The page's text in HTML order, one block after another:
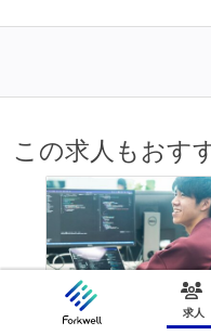
求人
選考プロセス
アプリ実装など）
技術面接がある（
テクチャ設計の口頭
リファレンスチェッ
職業安定法に対応
固定残業時間：月
【フレックスタイ
この求人もおす
【AI駆動開発】日